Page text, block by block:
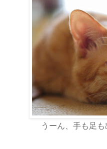
うーん、手も足